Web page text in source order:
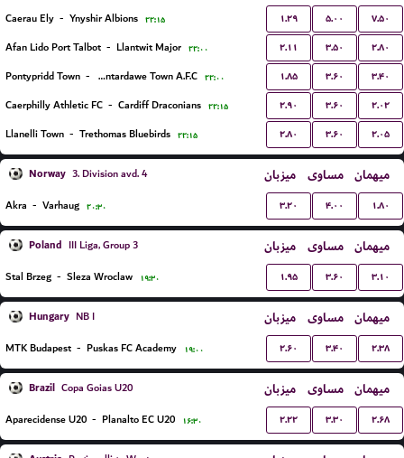
Caerau Ely - Ynyshir Albions ۲۲:۱۵ ۱.۲۹ ۵.۰۰ ۷.۵۰
Afan Lido Port Talbot - Llantwit Major ۲۲:۰۰ ۲.۱۱ ۳.۵۰ ۲.۸۰
Pontypridd Town - Pontardawe Town A.F.C. ۲۲:۰۰ ۱.۸۵ ۳.۶۰ ۳.۴۰
Caerphilly Athletic FC - Cardiff Draconians ۲۲:۱۵ ۲.۹۰ ۳.۶۰ ۲.۰۲
Llanelli Town - Trethomas Bluebirds ۲۲:۱۵ ۲.۸۰ ۳.۶۰ ۲.۰۵
Norway 3. Division avd. 4 میزبان مساوی میهمان
Akra - Varhaug ۲۰:۳۰ ۳.۲۰ ۴.۰۰ ۱.۸۰
Poland III Liga, Group 3 میزبان مساوی میهمان
Stal Brzeg - Sleza Wroclaw ۱۹:۳۰ ۱.۹۵ ۳.۶۰ ۳.۱۰
Hungary NB I میزبان مساوی میهمان
MTK Budapest - Puskas FC Academy ۱۹:۰۰ ۲.۶۰ ۳.۴۰ ۲.۳۸
Brazil Copa Goias U20 میزبان مساوی میهمان
Aparecidense U20 - Planalto EC U20 ۱۶:۳۰ ۲.۲۲ ۳.۳۰ ۲.۶۸